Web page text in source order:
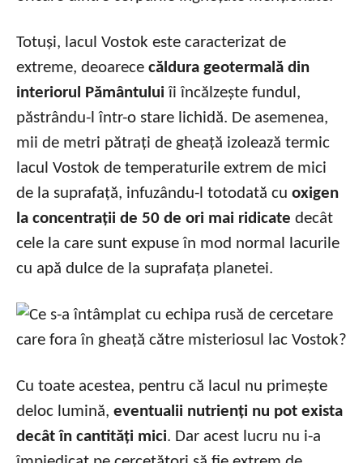
Totuși, lacul Vostok este caracterizat de
extreme, deoarece căldura geotermală din
interiorul Pământuluiîi încălzește fundul,
păstrându-l într-o stare lichidă. De asemenea,
mii de metri pătrați de gheață izolează termic
lacul Vostok de temperaturile extrem de mici
de la suprafață, infuzându-l totodată cu oxigen
la concentrații de 50 de ori mai ridicate decât
cele la care sunt expuse în mod normal lacurile
cu apă dulce de la suprafața planetei.
Cu toate acestea, pentru că lacul nu primește
deloc lumină, eventualii nutrienți nu pot exista
decât în cantități mici. Dar acest lucru nu i-a